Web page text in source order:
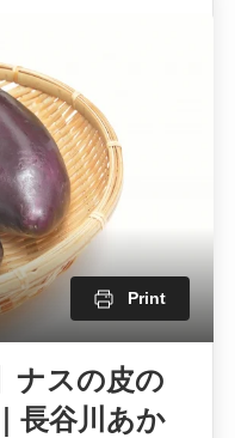
Print
ナスの皮の
長谷川あか